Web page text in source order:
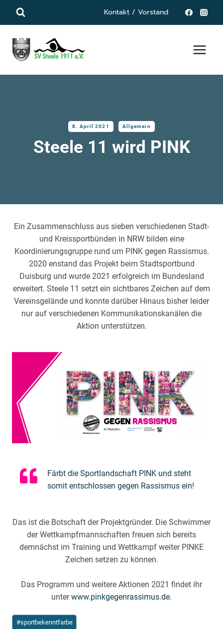
Inhalt
Kontakt / Vorstand
8. April 2021 Allgemein
Steele 11 wird PINK
Ein Zusammenschluss aus sieben verschiedenen Stadt-
und Kreissportbünden in NRW bilden eine
Koordinierungsgruppe rund um PINK gegen Rassismus.
2020 enstand das Projekt beim Stadtsportbund
Duisburg und wurde 2021 erfolgreich im Bundesland
erweitert. Steele 11 setzt ein sichtbares Zeichen auf dem
Vereinsgelände und konnte darüber Hinaus bisher leider
nur auf verschiedenen Kommunikationskanälen die
Aktion unterstützen.
Färbt die Sportlandschaft PINK und steht
somit entschlossen gegen Rassismus ein!
Das ist die Botschaft der Projektgründer. Die Schwimmer
der Wettkampfmannschaften freuen sich bereits
demnächst im Training und Wettkampf weiter PINKE
Zeichen setzen zu können.
Das Programm und weitere Aktionen 2021 findet ihr
unterwww.pinkgegenrassimus.de.
Schlagworte:
#sportbekenntfarbe